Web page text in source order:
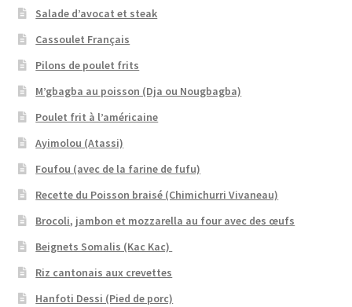
Salade d’avocat et steak
Cassoulet Français
Pilons de poulet frits
M’gbagba au poisson (Dja ou Nougbagba)
Poulet frit à l’américaine
Ayimolou (Atassi)
Foufou (avec de la farine de fufu)
Recette du Poisson braisé (Chimichurri Vivaneau)
Brocoli, jambon et mozzarella au four avec des œufs
Beignets Somalis (Kac Kac)
Riz cantonais aux crevettes
Hanfoti Dessi (Pied de porc)